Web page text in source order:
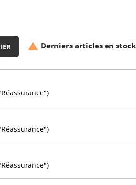
 Derniers articles en stock